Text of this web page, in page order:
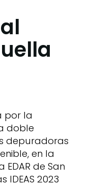
por la
doble
depuradoras
en la
de San
2023